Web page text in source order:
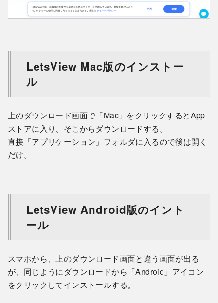
LetsView Mac版のインストー
ル
上のダウンロード画面で「Mac」をクリックするとApp
ストアに入り、そこからダウンロードする。
直接「アプリケーション」フォルダに入るので後は開く
だけ。
LetsView Android版のイント
ール
スマホから、上のダウンロード画面と違う画面が出る
が、同じようにダウンロードから「Android」アイコン
をクリックしてインストールする。